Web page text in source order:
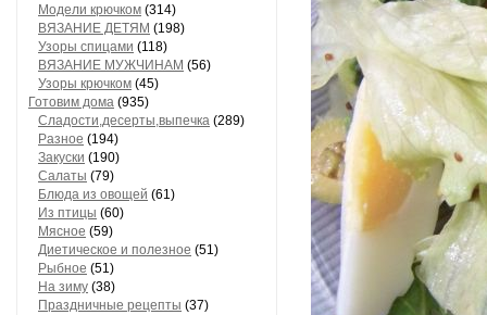
Модели крючком (314)
ВЯЗАНИЕ ДЕТЯМ (198)
Узоры спицами (118)
ВЯЗАНИЕ МУЖЧИНАМ (56)
Узоры крючком (45)
Готовим дома (935)
Сладости,десерты,выпечка (289)
Разное (194)
Закуски (190)
Салаты (79)
Блюда из овощей (61)
Из птицы (60)
Мясное (59)
Диетическое и полезное (51)
Рыбное (51)
На зиму (38)
Праздничные рецепты (37)